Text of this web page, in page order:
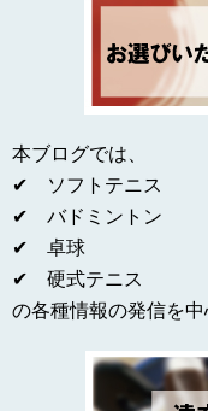
本ブログでは、
✔ ソフトテニス
✔ バドミントン
✔ 卓球
✔ 硬式テニス
の各種情報の発信を中